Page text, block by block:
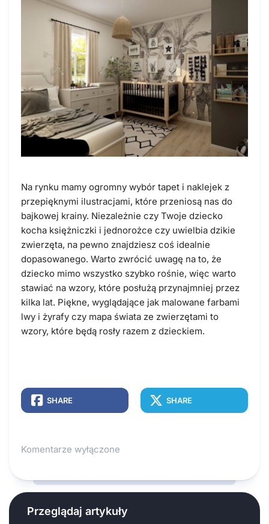
Na rynku mamy ogromny wybór tapet i naklejek z
przepięknymi ilustracjami, które przeniosą nas do
bajkowej krainy. Niezależnie czy Twoje dziecko
kocha księżniczki i jednorożce czy uwielbia dzikie
zwierzęta, na pewno znajdziesz coś idealnie
dopasowanego. Warto zwrócić uwagę na to, że
dziecko mimo wszystko szybko rośnie, więc warto
stawiać na wzory, które posłużą przynajmniej przez
kilka lat. Piękne, wyglądające jak malowane farbami
lwy i żyrafy czy mapa świata ze zwierzętami to
wzory, które będą rosły razem z dzieckiem.
SHARE SHARE
Komentarze wyłączone
Przeglądaj artykuły